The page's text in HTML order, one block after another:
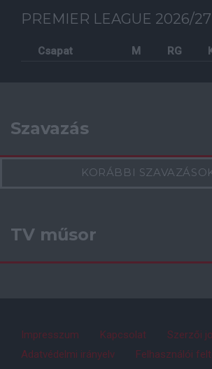
PREMIER LEAGUE 2026/27
Csapat M RG
Szavazás
KORÁBBI
TV műsor
Impresszum Kapcsolat
Szerzői
Adatvédelmi irányelv
Felhasználói